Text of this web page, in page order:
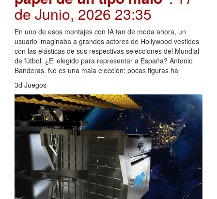
de Junio, 2026 23:35
En uno de esos montajes con IA tan de moda ahora, un
usuario imaginaba a grandes actores de Hollywood vestidos
con las elásticas de sus respectivas selecciones del Mundial
de fútbol. ¿El elegido para representar a España? Antonio
Banderas. No es una mala elección: pocas figuras ha
3d Juegos